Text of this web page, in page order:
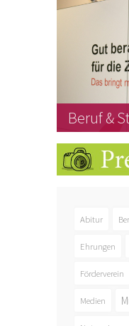
Beruf &
Abitur
Ehrungen
Förderverein
Medien